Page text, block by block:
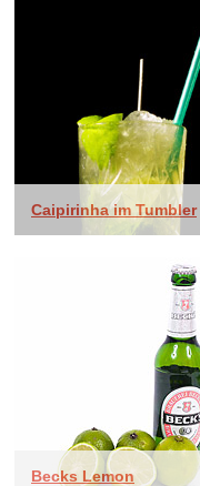
Caipirinha im Tumbler
Becks Lemon